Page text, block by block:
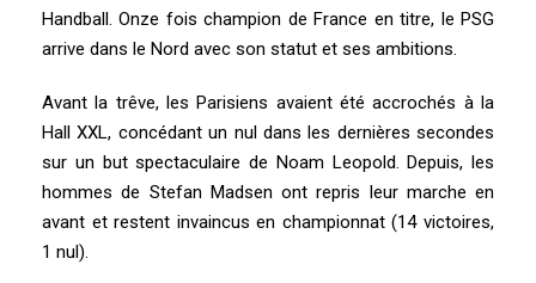
Handball. Onze fois champion de France en titre, le PSG
arrive dans le Nord avec son statut et ses ambitions.
Avant la trêve, les Parisiens avaient été accrochés à la
Hall XXL, concédant un nul dans les dernières secondes
sur un but spectaculaire de Noam Leopold. Depuis, les
hommes de Stefan Madsen ont repris leur marche en
avant et restent invaincus en championnat (14 victoires,
1 nul).